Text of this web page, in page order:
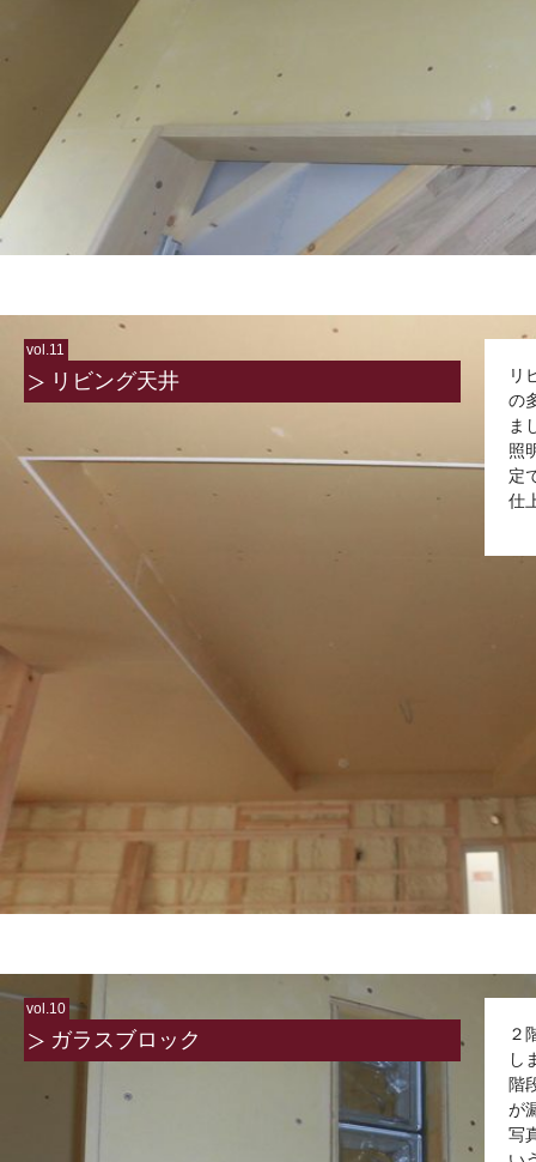
vol.11
リビング天井
リ
の
ま
照
定
仕
vol.10
ガラスブロック
２
し
階
が
写